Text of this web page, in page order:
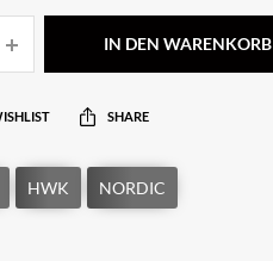
IN DEN WARENKORB
SHARE